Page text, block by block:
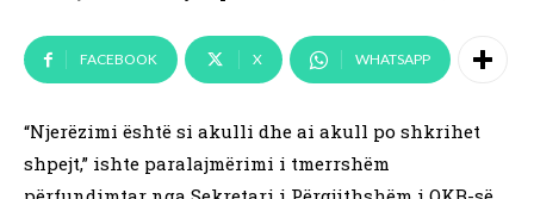
FACEBOOK X WHATSAPP
“Njerëzimi është si akulli dhe ai akull po shkrihet
shpejt,” ishte paralajmërimi i tmerrshëm